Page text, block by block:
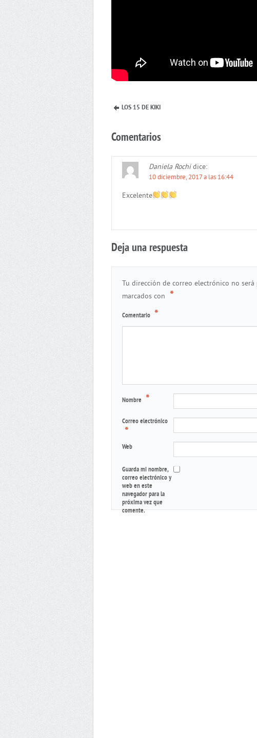
LOS 15 DE KIKI
Comentarios
Daniela Rochi dice:
10 diciembre, 2017 a las 16:44
Excelente
Deja una respuesta
Tu dirección de correo electrónico no será
marcados con *
Comentario *
Nombre *
Correo electrónico
*
Web
Guarda mi nombre,
correo electrónico y
web en este
navegador para la
próxima vez que
comente.